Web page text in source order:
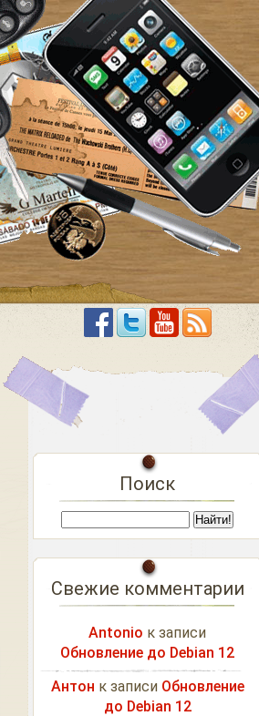
Поиск
Свежие комментарии
Antonio к записи
Обновление до Debian 12
Антон к записи Обновление
до Debian 12